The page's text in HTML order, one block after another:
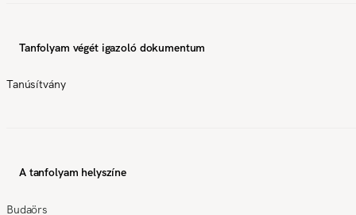
Tanfolyam végét igazoló dokumentum
Tanúsítvány
A tanfolyam helyszíne
Budaörs